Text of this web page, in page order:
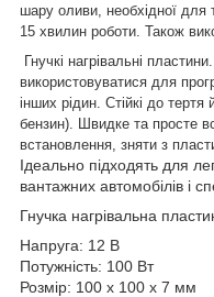
шару оливи, необхідної для
15 хвилин роботи. Також
Гнучкі нагрівальні
використовуватися для
інших рідин. Стійкі до
бензин). Швидке та просте
встановлення, зняти з
Ідеально підходять для
вантажних автомобілів і
Гнучка нагрівальна
Напруга: 12 В
Потужність: 100 Вт
Розмір: 100 х 100 x 7 мм